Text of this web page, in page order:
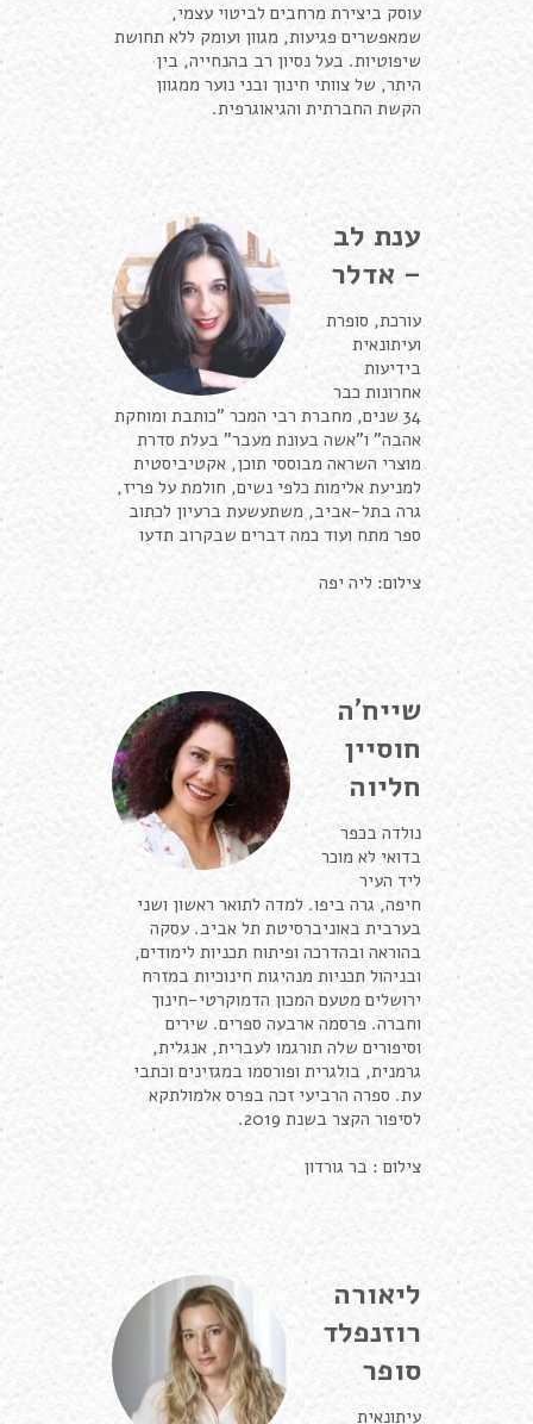
עוסק ביצירת מרחבים לביטוי עצמי,
שמאפשרים פגיעות, מגוון ועומק ללא תחושת
שיפוטיות. בעל נסיון רב בהנחייה, בין
היתר, של צוותי חינוך ובני נוער ממגוון
הקשת החברתית והגיאוגרפית.
ענת לב
– אדלר
עורכת, סופרת
ועיתונאית
בידיעות
אחרונות כבר
34 שנים, מחברת רבי המכר "כותבת ומוחקת
אהבה" ו"אשה בעונת מעבר" בעלת סדרת
מוצרי השראה מבוססי תוכן, אקטיביסטית
למניעת אלימות כלפי נשים, חולמת על פריז,
גרה בתל-אביב, משתעשעת ברעיון לכתוב
ספר מתח ועוד כמה דברים שבקרוב תדעו
צילום: ליה יפה
שייח'ה
חוסיין
חליוה
נולדה בכפר
בדואי לא מוכר
ליד העיר
חיפה, גרה ביפו. למדה לתואר ראשון ושני
בערבית באוניברסיטת תל אביב. עסקה
בהוראה ובהדרכה ופיתוח תכניות לימודים,
ובניהול תכניות מנהיגות חינוכיות במזרח
ירושלים מטעם המכון הדמוקרטי-חינוך
וחברה. פרסמה ארבעה ספרים. שירים
וסיפורים שלה תורגמו לעברית, אנגלית,
גרמנית, בולגרית ופורסמו במגזינים וכתבי
עת. ספרה הרביעי זכה בפרס אלמולתקא
לסיפור הקצר בשנת 2019.
צילום : בר גורדון
ליאורה
רוזנפלד
סופר
עיתונאית